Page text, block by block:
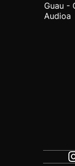
Guau -
Audioa